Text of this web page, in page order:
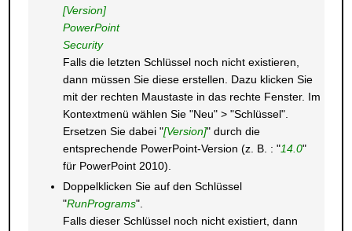
[Version]
PowerPoint
Security
Falls die letzten Schlüssel noch nicht existieren,
dann müssen Sie diese erstellen. Dazu klicken Sie
mit der rechten Maustaste in das rechte Fenster. Im
Kontextmenü wählen Sie "Neu" > "Schlüssel".
Ersetzen Sie dabei "[Version]" durch die
entsprechende PowerPoint-Version (z. B. : "14.0"
für PowerPoint 2010).
Doppelklicken Sie auf den Schlüssel
"RunPrograms".
Falls dieser Schlüssel noch nicht existiert, dann